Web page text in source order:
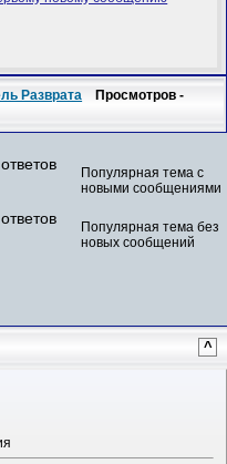
Разврата Просмотров -
Популярная тема с
новыми сообщениями
Популярная тема без
новых сообщений
^